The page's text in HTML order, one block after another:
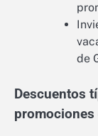
de
Descuentos